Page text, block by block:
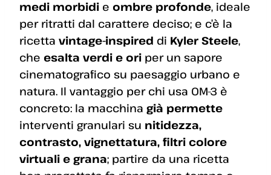
medi morbidi e ombre profonde, ideale
per ritratti dal carattere deciso; e c’è la
ricetta vintage-inspired di Kyler Steele,
che esalta verdi e ori per un sapore
cinematografico su paesaggio urbano e
natura. Il vantaggio per chi usa OM-3 è
concreto: la macchina già permette
interventi granulari su nitidezza,
contrasto, vignettatura, filtri colore
virtuali e grana; partire da una ricetta